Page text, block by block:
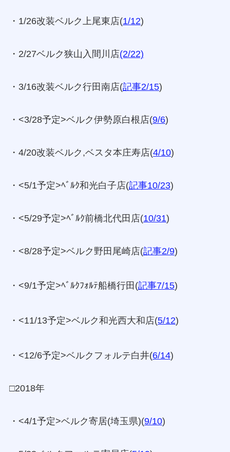
・1/26改装ベルク上尾東店(1/12)
・2/27ベルク狭山入間川店(2/22)
・3/16改装ベルク行田南店(記事2/15)
・<3/28予定>ベルク伊勢原白根店(9/6)
・4/20改装ベルク,ベスタ本庄寿店(4/10)
・<5/1予定>ﾍﾞﾙｸ和光白子店(記事10/23)
・<5/29予定>ﾍﾞﾙｸ前橋北代田店(10/31)
・<8/28予定>ベルク野田尾崎店(記事2/9)
・<9/1予定>ﾍﾞﾙｸﾌｫﾙﾃ船橋行田(記事7/15)
・<11/13予定>ベルク和光西大和店(5/12)
・<12/6予定>ベルクフォルテ白井(6/14)
□2018年
・<4/1予定>ベルク寄居(埼玉県)(9/10)